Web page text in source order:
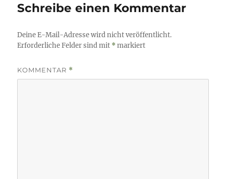
Schreibe einen Kommentar
Deine E-Mail-Adresse wird nicht veröffentlicht.
Erforderliche Felder sind mit *markiert
KOMMENTAR *